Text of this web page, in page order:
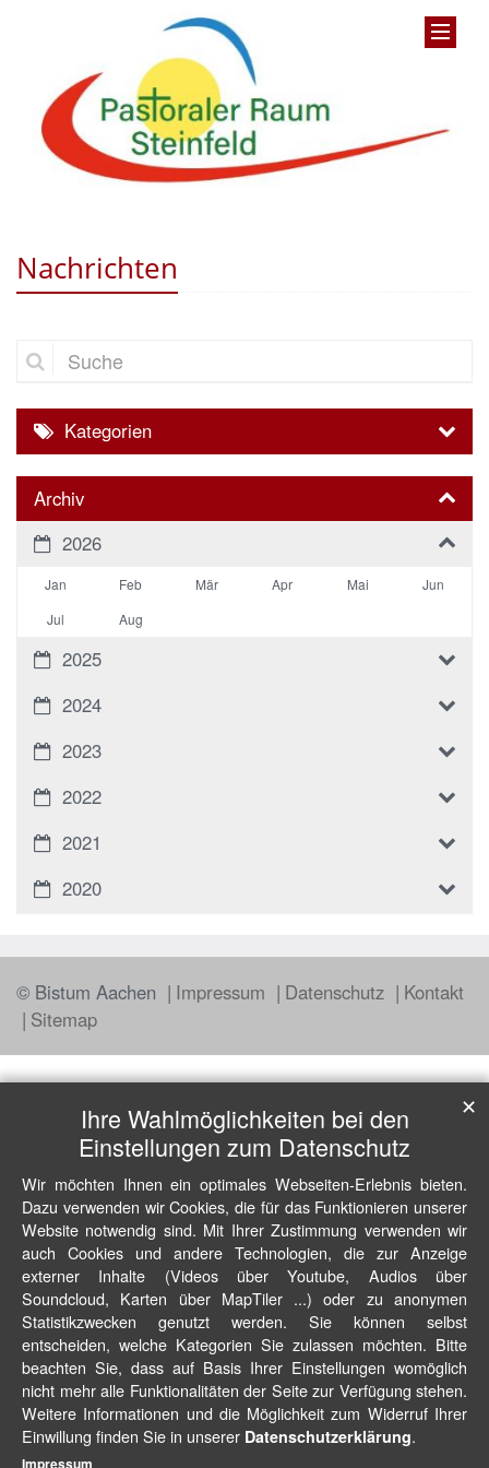
Nachrichten
Suche
Kategorien
Archiv
2026
Jan Feb Mär Apr Mai
Jun
Jul
Aug
2025
2024
2023
2022
2021
2020
© Bistum Aachen Impressum Datenschutz
Kontakt
Sitemap
Ihre Wahlmöglichkeiten bei den
Einstellungen zum Datenschutz
Wir möchten Ihnen ein optimales Webseiten-Erlebnis bieten.
Dazu verwenden wir Cookies, die für das Funktionieren unserer
Website notwendig sind. Mit Ihrer Zustimmung verwenden wir
auch Cookies und andere Technologien, die zur Anzeige
externer Inhalte (Videos über Youtube, Audios über
Soundcloud, Karten über MapTiler ...) oder zu anonymen
Statistikzwecken genutzt werden. Sie können selbst
entscheiden, welche Kategorien Sie zulassen möchten. Bitte
beachten Sie, dass auf Basis Ihrer Einstellungen womöglich
nicht mehr alle Funktionalitäten der Seite zur Verfügung stehen.
Weitere Informationen und die Möglichkeit zum Widerruf Ihrer
Einwillung finden Sie in unserer Datenschutzerklärung.
✕
Impressum